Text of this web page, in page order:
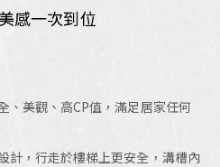
感一次到位
、美觀、高CP值，滿足居家任何
計，行走於樓梯上更安全，溝槽內